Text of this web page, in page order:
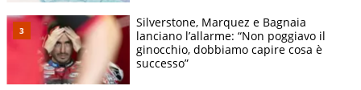
Silverstone, Marquez e Bagnaia
lanciano l’allarme: “Non poggiavo il
ginocchio, dobbiamo capire cosa è
successo”